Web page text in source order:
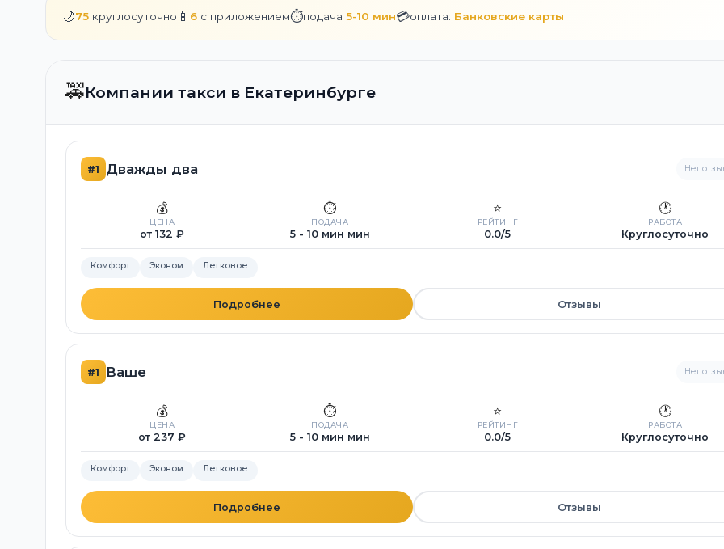
🌙75 круглосуточно 📱 6 с приложением⏱️подача 5-10 мин💳оплата: Банковские карты
🚕Компании такси в Екатеринбурге
#1 Дважды два Нет
💰
ЦЕНА
от 132 ₽
⏱️
ПОДАЧА
5 - 10 мин мин
⭐
РЕЙТИНГ
0.0/5
🕐
РАБОТА
Круглосуточно
Комфорт Эконом Легковое
Подробнее Отзывы
#1 Ваше Нет
💰
ЦЕНА
от 237 ₽
⏱️
ПОДАЧА
5 - 10 мин мин
⭐
РЕЙТИНГ
0.0/5
🕐
РАБОТА
Круглосуточно
Комфорт Эконом Легковое
Подробнее Отзывы